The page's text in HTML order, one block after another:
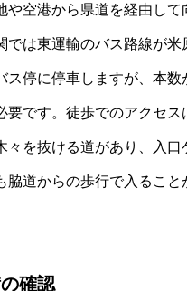
や空港から県道を経由して
では東運輸のバス路線が米
ス停に停車しますが、本数
要です。徒歩でのアクセス
々を抜ける道があり、入口
脇道からの歩行で入ること
確認